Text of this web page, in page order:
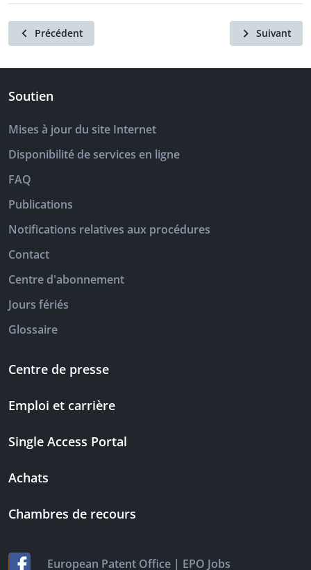
Précédent Suivant
Soutien
Mises à jour du site Internet
Disponibilité de services en ligne
FAQ
Publications
Notifications relatives aux procédures
Contact
Centre d'abonnement
Jours fériés
Glossaire
Centre de presse
Emploi et carrière
Single Access Portal
Achats
Chambres de recours
European Patent Office | EPO Jobs